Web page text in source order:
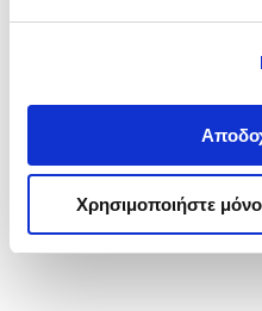
Χρησιμοποιήστε